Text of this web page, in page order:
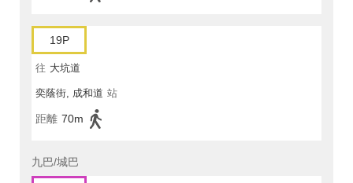
19P
往 大坑道
奕蔭街, 成和道 站
距離 70m
九巴/城巴